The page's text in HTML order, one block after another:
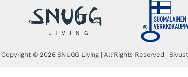
Copyright © 2026 SNUGG Living | All Rights Reserved |